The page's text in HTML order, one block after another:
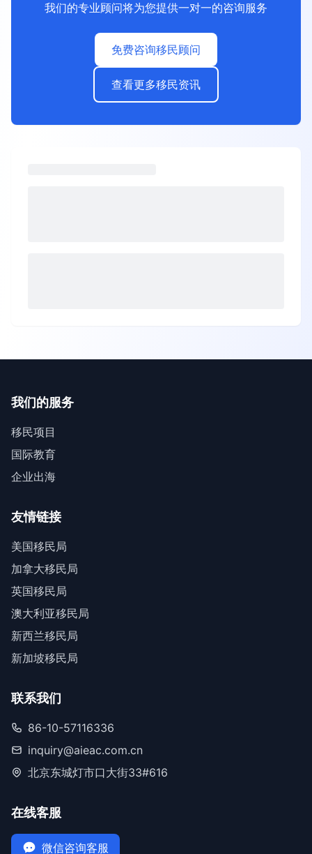
我们的专业顾问将为您提供一对一的咨询服务
免费咨询移民顾问
查看更多移民资讯
我们的服务
移民项目
国际教育
企业出海
友情链接
美国移民局
加拿大移民局
英国移民局
澳大利亚移民局
新西兰移民局
新加坡移民局
联系我们
86-10-57116336
inquiry@aieac.com.cn
北京东城灯市口大街33#616
在线客服
微信咨询客服